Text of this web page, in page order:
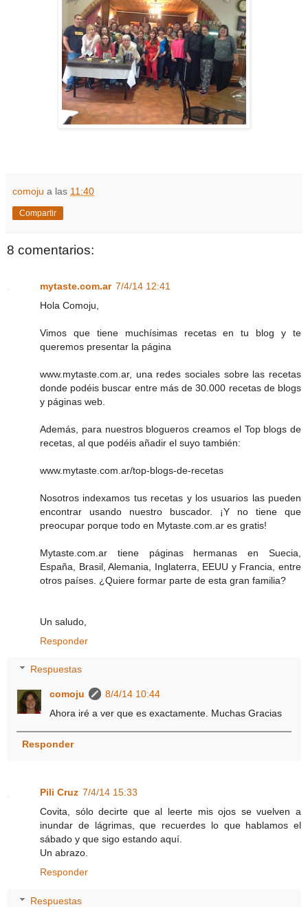
comoju a las 11:40
Compartir
8 comentarios:
mytaste.com.ar 7/4/14 12:41
Hola Comoju,
Vimos que tiene muchísimas recetas en tu blog y te
queremos presentar la página
www.mytaste.com.ar, una redes sociales sobre las recetas
donde podéis buscar entre más de 30.000 recetas de blogs
y páginas web.
Además, para nuestros blogueros creamos el Top blogs de
recetas, al que podéis añadir el suyo también:
www.mytaste.com.ar/top-blogs-de-recetas
Nosotros indexamos tus recetas y los usuarios las pueden
encontrar usando nuestro buscador. ¡Y no tiene que
preocupar porque todo en Mytaste.com.ar es gratis!
Mytaste.com.ar tiene páginas hermanas en Suecia,
España, Brasil, Alemania, Inglaterra, EEUU y Francia, entre
otros países. ¿Quiere formar parte de esta gran familia?
Un saludo,
Responder
Respuestas
comoju
8/4/14 10:44
Ahora iré a ver que es exactamente. Muchas Gracias
Responder
Pili Cruz 7/4/14 15:33
Covita, sólo decirte que al leerte mis ojos se vuelven a
inundar de lágrimas, que recuerdes lo que hablamos el
sábado y que sigo estando aquí.
Un abrazo.
Responder
Respuestas